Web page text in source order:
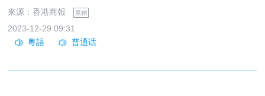
來源：香港商報 原創
2023-12-29 09:31